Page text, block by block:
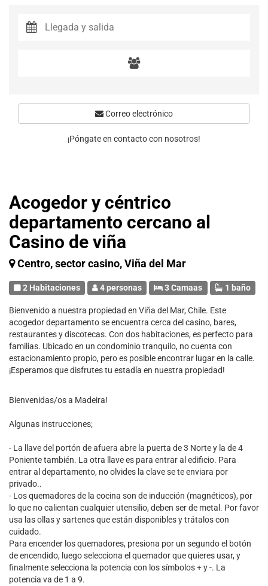
Acogedor y céntrico
departamento cercano al
Casino de viña
Centro, sector casino, Viña del Mar
2 Habitaciones 4 personas 3 Camaas 1 baño
Bienvenido a nuestra propiedad en Viña del Mar, Chile. Este
acogedor departamento se encuentra cerca del casino, bares,
restaurantes y discotecas. Con dos habitaciones, es perfecto para
familias. Ubicado en un condominio tranquilo, no cuenta con
estacionamiento propio, pero es posible encontrar lugar en la calle.
¡Esperamos que disfrutes tu estadía en nuestra propiedad!
Bienvenidas/os a Madeira!
Algunas instrucciones;
- La llave del portón de afuera abre la puerta de 3 Norte y la de 4
Poniente también. La otra llave es para entrar al edificio. Para
entrar al departamento, no olvides la clave se te enviara por
privado..
- Los quemadores de la cocina son de inducción (magnéticos), por
lo que no calientan cualquier utensilio, deben ser de metal. Por favor
usa las ollas y sartenes que están disponibles y trátalos con
cuidado.
Para encender los quemadores, presiona por un segundo el botón
de encendido, luego selecciona el quemador que quieres usar, y
finalmente selecciona la potencia con los símbolos + y -. La
potencia va de 1 a 9.
Correo electrónico
¡Póngate en contacto con nosotros!